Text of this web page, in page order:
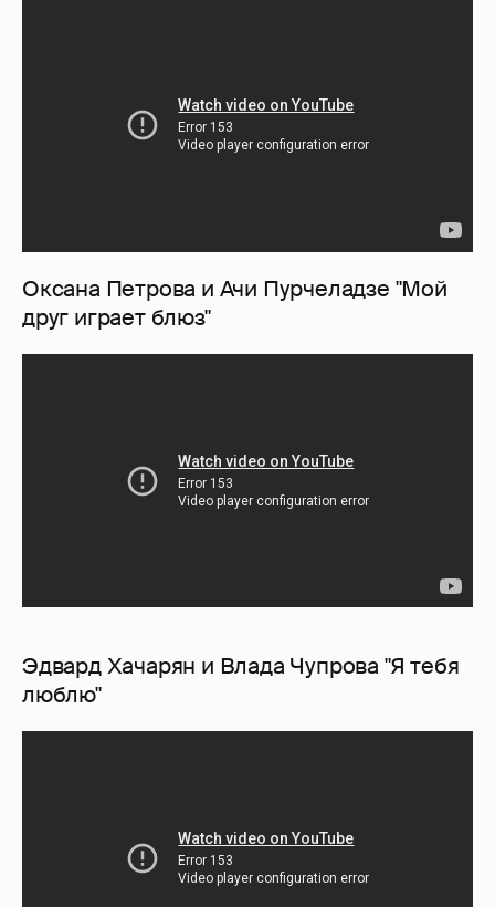
Оксана Петрова и Ачи Пурчеладзе "Мой
друг играет блюз"
Эдвард Хачарян и Влада Чупрова "Я тебя
люблю"